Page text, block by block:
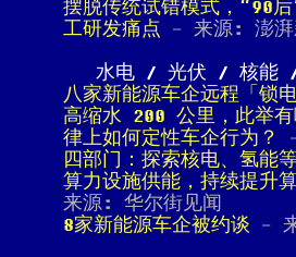
摆脱传统试错模式，“90
工研发痛点 - 来源: 澎湃
水电 / 光伏 / 核能
八家新能源车企远程「锁
高缩水 200 公里，此举
律上如何定性车企行为？
四部门：探索核电、氢能
算力设施供能，持续提升
来源: 华尔街见闻
8家新能源车企被约谈 -